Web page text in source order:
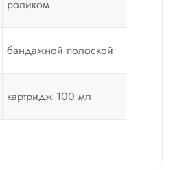
роликом
бандажной полоской
картридж 100 мл